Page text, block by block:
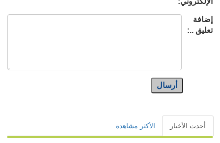
إضافة
تعليق ..:
أرسال
أحدث الأخبار الأكثر مشاهدة